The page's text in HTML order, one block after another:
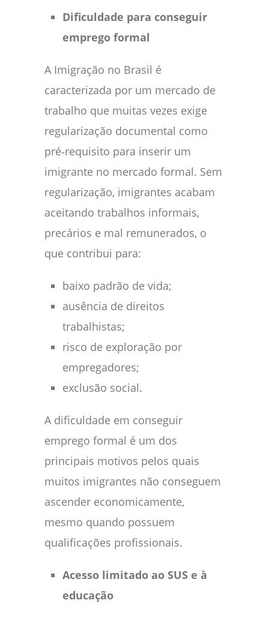
Dificuldade para conseguir
emprego formal
A Imigração no Brasil é
caracterizada por um mercado de
trabalho que muitas vezes exige
regularização documental como
pré‑requisito para inserir um
imigrante no mercado formal. Sem
regularização, imigrantes acabam
aceitando trabalhos informais,
precários e mal remunerados, o
que contribui para:
baixo padrão de vida;
ausência de direitos
trabalhistas;
risco de exploração por
empregadores;
exclusão social.
A dificuldade em conseguir
emprego formal é um dos
principais motivos pelos quais
muitos imigrantes não conseguem
ascender economicamente,
mesmo quando possuem
qualificações profissionais.
Acesso limitado ao SUS e à
educação